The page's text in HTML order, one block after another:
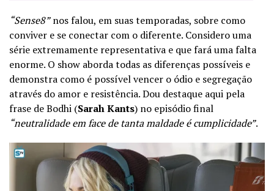
“Sense8”nos falou, em suas temporadas, sobre como
conviver e se conectar com o diferente. Considero uma
série extremamente representativa e que fará uma falta
enorme. O show aborda todas as diferenças possíveis e
demonstra como é possível vencer o ódio e segregação
através do amor e resistência. Dou destaque aqui pela
frase de Bodhi (Sarah Kants) no episódio final
“neutralidade em face de tanta maldade é cumplicidade”.